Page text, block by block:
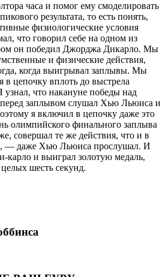
часа и помог ему смоделировать
результата, то есть понять,
физиологические условия
что говорил себе на одном из
он победил Джорджа Дикарло. Мы
и физические действия,
когда выигрывал заплывы. Мы
в цепочку вплоть до выстрела
узнал, что накануне победы над
заплывом слушал Хью Льюиса и
я включил в цепочку даже это
олимпийского финального заплыва
совершал те же действия, что и в
— даже Хью Льюиса прослушал. И
и выиграл золотую медаль,
шесть секунд.